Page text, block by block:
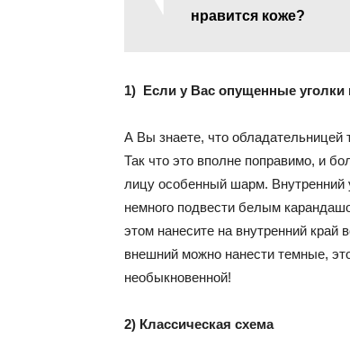
нравится коже?
1) Если у Вас опущенные уголки
А Вы знаете, что
Так что это вполне поправимо, и
лицу особенный шарм. Внутренний
немного подвести белым
этом нанесите на внутренний
внешний можно нанести темные,
необыкновенной!
2) Классическая схема